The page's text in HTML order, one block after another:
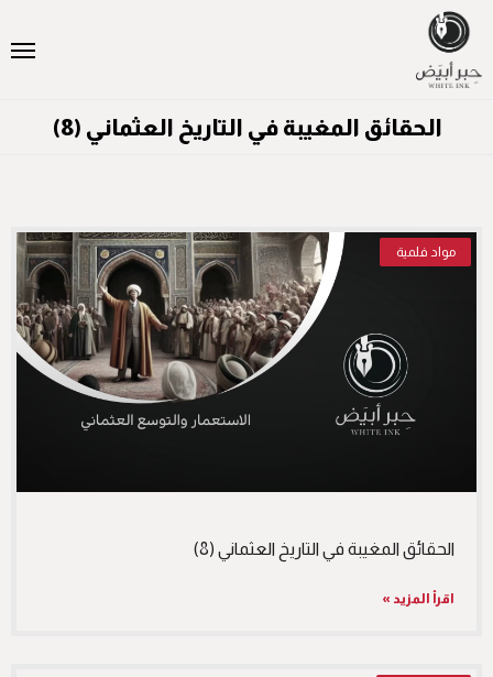
الحقائق المغيبة في التاريخ العثماني (8)
مواد فلمية
الحقائق المغيبة في التاريخ العثماني (8)
اقرأ المزيد »